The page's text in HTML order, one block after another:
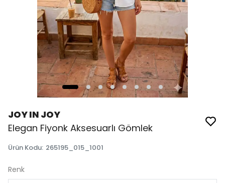
JOY IN JOY
Elegan Fiyonk Aksesuarlı Gömlek
Ürün Kodu: 265195_015_1001
Renk